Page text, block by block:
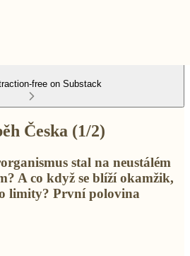
free on Substack
Česka (1/2)
stal na neustálém
A co když se blíží okamžik,
limity? První polovina